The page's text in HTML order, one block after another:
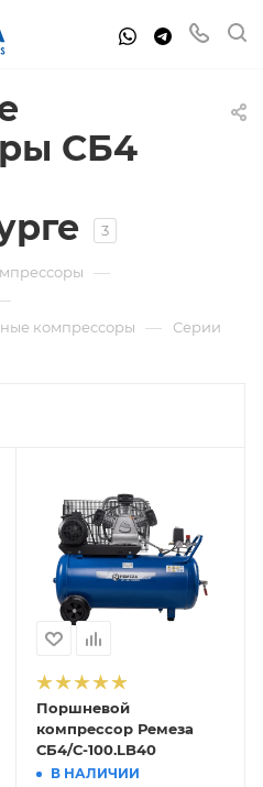
СБ4
3
—
компрессоры — Серии
Поршневой
компрессор Ремеза
СБ4/С-100.LB40
В НАЛИЧИИ